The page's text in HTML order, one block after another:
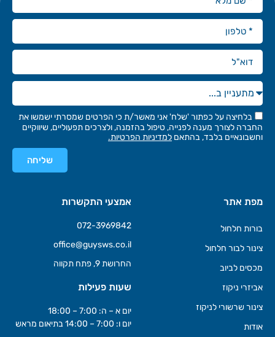
מפת אתר
בורות חלחול
צינור לבור חלחול
מכסים לביוב
אביזרי ניקוז
צינור שרשורי לניקוז
אודות
אמצעי התקשרות
072-3969842
office@guysws.co.il
החרושת 9, פתח תקווה
שעות פעילות
יום א – ה: 7:00 – 18:00
יום ו: 7:00 – 14:00 בתיאום מראש
בלחיצה על כפתור 'שלח' אני מאשר/ת כי הפרטים שמסרתי ישמשו את
החברה לצורך מענה לפנייה, טיפול בהזמנה, ולצרכים תפעוליים, שיווקיים
וחשבונאיים בלבד, בהתאם למדיניות הפרטיות.
שליחה